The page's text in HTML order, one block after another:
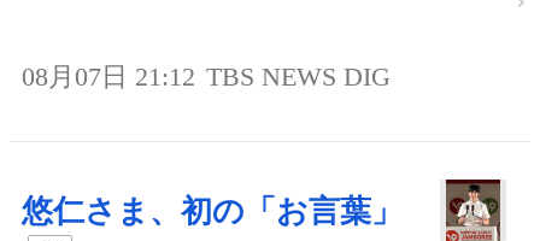
08月07日 21:12 TBS NEWS DIG
悠仁さま、初の「お言葉」